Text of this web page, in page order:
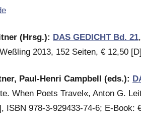
(Hrsg.): DAS GEDICHT Bd. 21
2013, 152 Seiten, € 12,50
Paul-Henri Campbell (eds.):
When Poets Travel«, Anton G.
ISBN 978-3-929433-74-6; E-Book: